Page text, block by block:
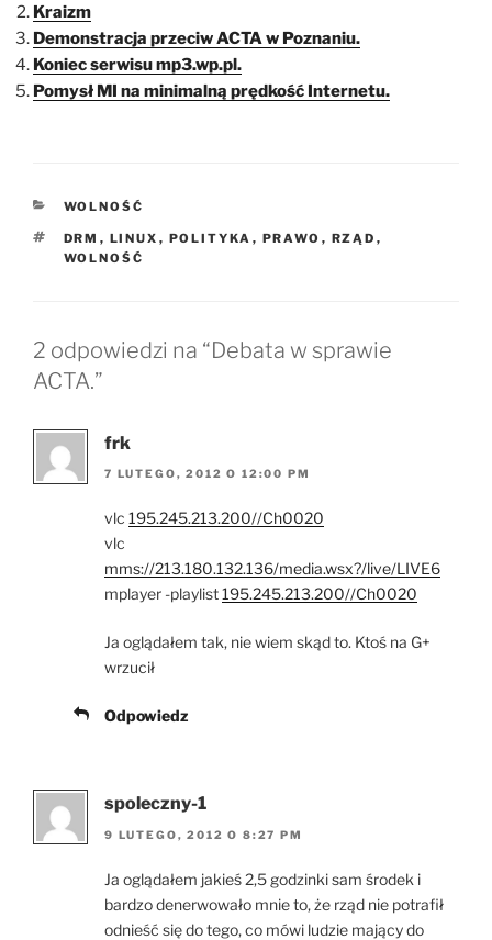
Kraizm
Demonstracja przeciw ACTA w Poznaniu.
Koniec serwisu mp3.wp.pl.
Pomysł MI na minimalną prędkość Internetu.
KATEGORIE
WOLNOŚĆ
TAGI
DRM , LINUX , POLITYKA , PRAWO , RZĄD ,
WOLNOŚĆ
2 odpowiedzi na “Debata w sprawie
ACTA.”
frk
7 LUTEGO, 2012 O 12:00 PM
vlc 195.245.213.200//Ch0020
vlc
mms://213.180.132.136/media.wsx?/live/LIVE6
mplayer -playlist195.245.213.200//Ch0020
Ja oglądałem tak, nie wiem skąd to. Ktoś na G+
wrzucił
Odpowiedz
spoleczny-1
9 LUTEGO, 2012 O 8:27 PM
Ja oglądałem jakieś 2,5 godzinki sam środek i
bardzo denerwowało mnie to, że rząd nie potrafił
odnieść się do tego, co mówi ludzie mający do